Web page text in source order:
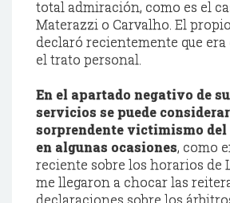
total admiración, como es el
Materazzi o Carvalho. El
declaró recientemente que
el trato personal.
En el apartado negativo de
servicios se puede
sorprendente victimismo del
en algunas ocasiones, como
reciente sobre los horarios de
me llegaron a chocar las
declaraciones sobre los